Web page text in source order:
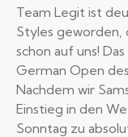
Team Legit ist
Styles geworden,
schon auf uns!
German Open
Nachdem wir
Einstieg in den
Sonntag zu